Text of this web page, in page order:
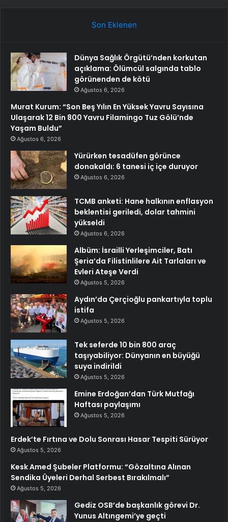
Son Eklenen
Dünya Sağlık Örgütü’nden korkutan
açıklama: Ölümcül salgında tablo
görünenden de kötü
Ağustos 6, 2026
Murat Kurum: “Son Beş Yılın En Yüksek Yavru Sayısına
Ulaşarak 12 Bin 800 Yavru Filamingo Tuz Gölü’nde
Yaşam Buldu”
Ağustos 6, 2026
Yürürken tesadüfen görünce
donakaldı: 6 tanesi iç içe duruyor
Ağustos 6, 2026
TCMB anketi: Hane halkının enflasyon
beklentisi geriledi, dolar tahmini
yükseldi
Ağustos 6, 2026
Albüm: İsrailli Yerleşimciler, Batı
Şeria’da Filistinlilere Ait Tarlaları ve
Evleri Ateşe Verdi
Ağustos 5, 2026
Aydın’da Çerçioğlu pankartıyla toplu
istifa
Ağustos 5, 2026
Tek seferde 10 bin 800 araç
taşıyabiliyor: Dünyanın en büyüğü
suya indirildi
Ağustos 5, 2026
Emine Erdoğan’dan Türk Mutfağı
Haftası paylaşımı
Ağustos 5, 2026
Erdek’te Fırtına ve Dolu Sonrası Hasar Tespiti Sürüyor
Ağustos 5, 2026
Kesk Amed Şubeler Platformu: “Gözaltına Alınan
Sendika Üyeleri Derhal Serbest Bırakılmalı”
Ağustos 5, 2026
Gediz OSB’de başkanlık görevi Dr.
Yunus Altıngemi’ye geçti